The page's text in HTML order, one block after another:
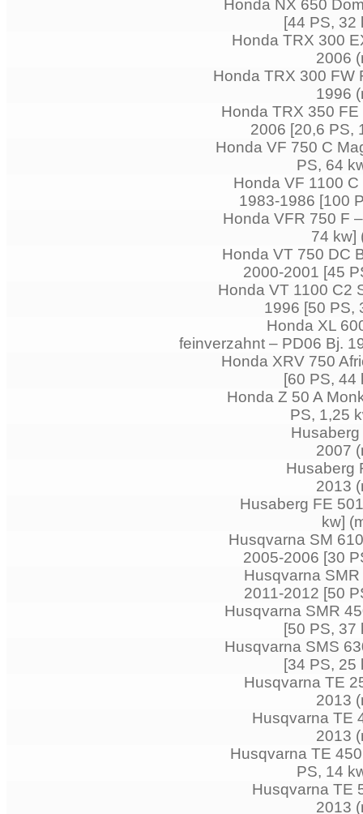
Honda NX 650
[44 PS, 32
Honda TRX 300
2006
Honda TRX 300 FW
1996
Honda TRX 350
2006 [20,6 PS,
Honda VF 750 C
PS, 64
Honda VF 1100
1983-1986 [100
Honda VFR 750 F
74 kw]
Honda VT 750 DC
2000-2001 [45
Honda VT 1100 C2
1996 [50 PS,
Honda XL
feinverzahnt – PD06 Bj.
Honda XRV 750
[60 PS, 44
Honda Z 50 A
PS, 1,25
2007
Husaberg
2013
Husaberg FE
kw]
Husqvarna SM
2005-2006 [30
Husqvarna
2011-2012 [50
Husqvarna SMR
[50 PS, 37
Husqvarna SMS
[34 PS, 25
Husqvarna TE
2013
Husqvarna TE
2013
Husqvarna TE
PS, 14
Husqvarna TE
2013